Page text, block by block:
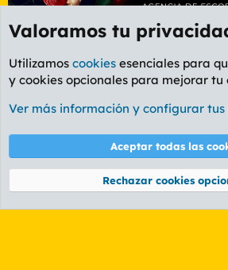
Foro Música
Cookies
PL OLDSTYLE AMARILLO
Términos y reglas Política
Community platform by XenForo® © 2010-2026
Valoramos tu
Utilizamos cookies esenciales para
y cookies opcionales para mejorar tu
Ver más información y configurar
Aceptar todas las
Rechazar cookies